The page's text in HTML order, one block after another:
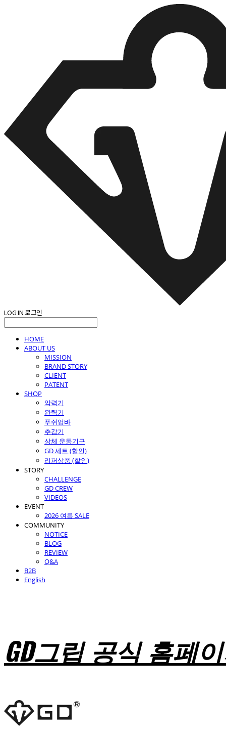
LOG IN로그인
HOME
ABOUT US
MISSION
BRAND STORY
CLIENT
PATENT
SHOP
악력기
완력기
푸쉬업바
추감기
상체 운동기구
GD 세트 (할인)
리퍼상품 (할인)
STORY
CHALLENGE
GD CREW
VIDEOS
EVENT
2026 여름 SALE
COMMUNITY
NOTICE
BLOG
REVIEW
Q&A
B2B
English
GD그립 공식 홈페